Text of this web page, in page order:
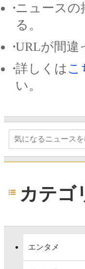
ニュースの
る。
URLが間違
詳しくは こ
い。
カテゴ
エンタメ